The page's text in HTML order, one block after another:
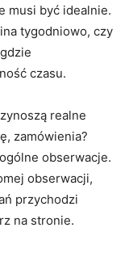
musi być idealnie.
tygodniowo, czy
czasu.
realne
zamówienia?
obserwacje.
obserwacji,
przychodzi
na stronie.